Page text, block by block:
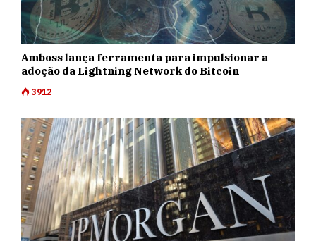
Amboss lança ferramenta para impulsionar a
adoção da Lightning Network do Bitcoin
3912